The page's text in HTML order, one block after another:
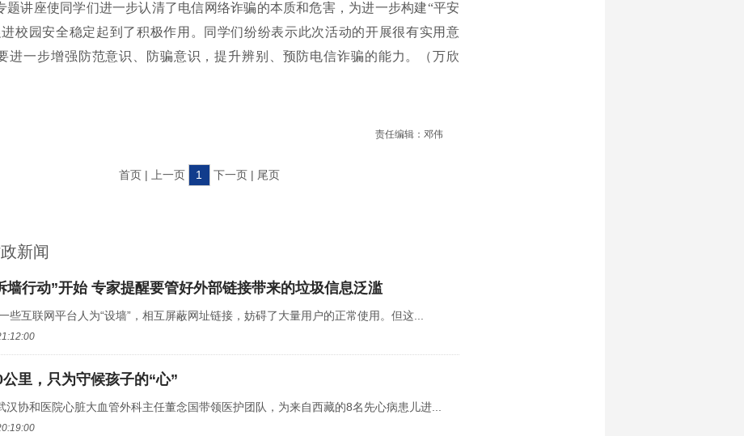
座使同学们进一步认清了电信网络诈骗的本质和危害，为进一步构建“平安
校园安全稳定起到了积极作用。同学们纷纷表示此次活动的开展很有实用意
进一步增强防范意识、防骗意识，提升辨别、预防电信诈骗的能力。（万欣
责任编辑：邓伟
首页 | 上一页 1 下一页 | 尾页
新闻
墙行动”开始 专家提醒要管好外部链接带来的垃圾信息泛滥
些互联网平台人为“设墙”，相互屏蔽网址链接，妨碍了大量用户的正常使用。但这...
里，只为守候孩子的“心”
汉协和医院心脏大血管外科主任董念国带领医护团队，为来自西藏的8名先心病患儿进...